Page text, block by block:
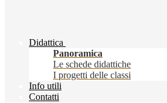
Didattica
Panoramica
Le schede didattiche
I progetti delle classi
Info utili
Contatti